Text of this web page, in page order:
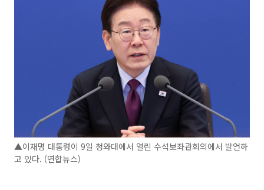
▲이재명 대통령이 9일 청와대에서 열린 수석보좌관회의에서 발언하
고 있다. (연합뉴스)